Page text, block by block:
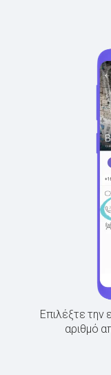
Επιλέξτε την
αριθμό